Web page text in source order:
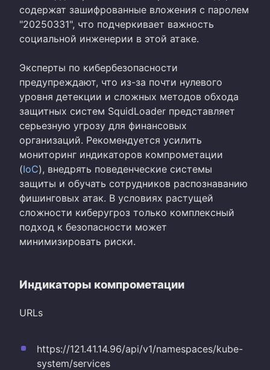
содержат зашифрованные вложения с паролем
"20250331", что подчеркивает важность
социальной инженерии в этой атаке.
Эксперты по кибербезопасности
предупреждают, что из-за почти нулевого
уровня детекции и сложных методов обхода
защитных систем SquidLoader представляет
серьезную угрозу для финансовых
организаций. Рекомендуется усилить
мониторинг индикаторов компрометации
(IoC), внедрять поведенческие системы
защиты и обучать сотрудников распознаванию
фишинговых атак. В условиях растущей
сложности киберугроз только комплексный
подход к безопасности может
минимизировать риски.
Индикаторы компрометации
URLs
https://121.41.14.96/api/v1/namespaces/kube-
system/services